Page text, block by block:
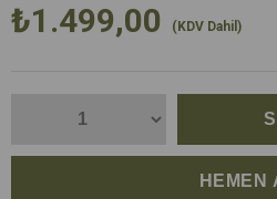
₺1.499,00 (KDV Dahil)